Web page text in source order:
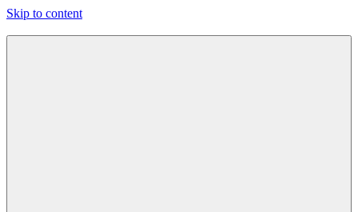
Skip to content